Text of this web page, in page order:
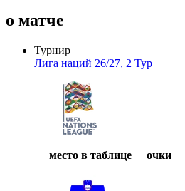
о матче
Турнир
Лига наций 26/27, 2 Тур
место в таблице очки